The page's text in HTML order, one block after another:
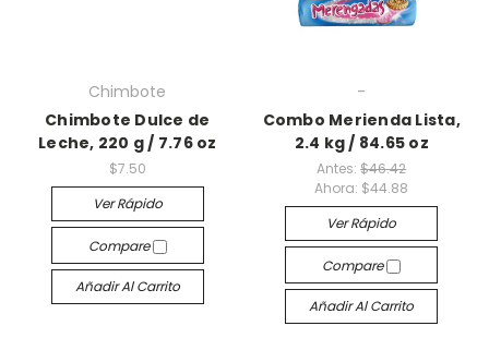
Chimbote
Chimbote Dulce de
Leche, 220 g / 7.76 oz
$7.50
Ver Rápido
Compare
Añadir Al Carrito
-
Combo Merienda Lista,
2.4 kg / 84.65 oz
Antes:$46.42
Ahora: $44.88
Ver Rápido
Compare
Añadir Al Carrito